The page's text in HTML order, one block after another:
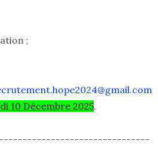
;
10 Décembre 2025.